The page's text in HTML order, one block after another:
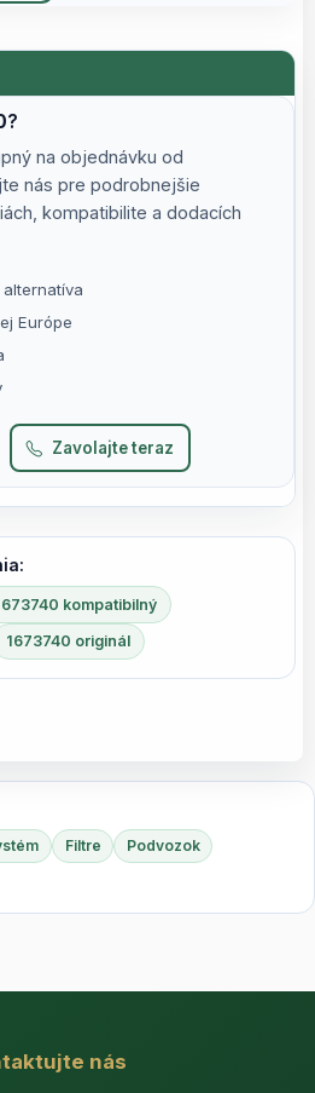
?
na objednávku od
nás pre podrobnejšie
kompatibilite a dodacích
Európe
Zavolajte teraz
kompatibilný
1673740 originál
Filtre
Podvozok
nás